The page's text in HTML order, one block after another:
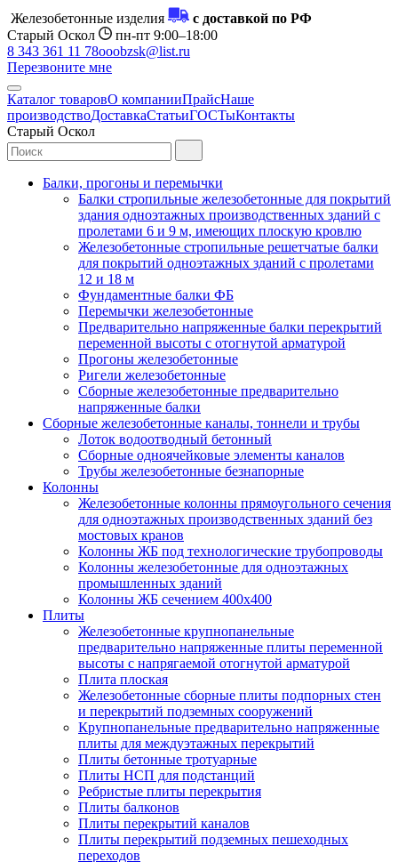
Железобетонные изделия
с доставкой по РФ
Старый Оскол
пн-пт 9:00–18:00
8 343 361 11 78ooobzsk@list.ru
Перезвоните мне
Каталог товаровО компанииПрайсНаше
производствоДоставкаСтатьиГОСТыКонтакты
Старый Оскол
Балки, прогоны и перемычки
Балки стропильные железобетонные для покрытий
здания одноэтажных производственных зданий с
пролетами 6 и 9 м, имеющих плоскую кровлю
Железобетонные стропильные решетчатые балки
для покрытий одноэтажных зданий с пролетами
12 и 18 м
Фундаментные балки ФБ
Перемычки железобетонные
Предварительно напряженные балки перекрытий
переменной высоты с отогнутой арматурой
Прогоны железобетонные
Ригели железобетонные
Сборные железобетонные предварительно
напряженные балки
Сборные железобетонные каналы, тоннели и трубы
Лоток водоотводный бетонный
Сборные одноячейковые элементы каналов
Трубы железобетонные безнапорные
Колонны
Железобетонные колонны прямоугольного сечения
для одноэтажных производственных зданий без
мостовых кранов
Колонны ЖБ под технологические трубопроводы
Колонны железобетонные для одноэтажных
промышленных зданий
Колонны ЖБ сечением 400х400
Плиты
Железобетонные крупнопанельные
предварительно напряженные плиты переменной
высоты с напрягаемой отогнутой арматурой
Плита плоская
Железобетонные сборные плиты подпорных стен
и перекрытий подземных сооружений
Крупнопанельные предварительно напряженные
плиты для междуэтажных перекрытий
Плиты бетонные тротуарные
Плиты НСП для подстанций
Ребристые плиты перекрытия
Плиты балконов
Плиты перекрытий каналов
Плиты перекрытий подземных пешеходных
переходов